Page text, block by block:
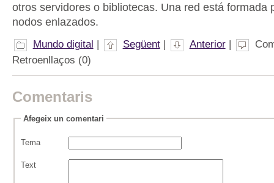
otros servidores o bibliotecas. Una red está formada
nodos enlazados.
Mundo digital Següent| Anterior|
Retroenllaços (0)
Comentaris
Afegeix un comentari
Tema
Text